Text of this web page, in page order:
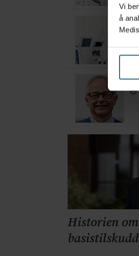
Vi
å
–
–
Historien
basistilskudd